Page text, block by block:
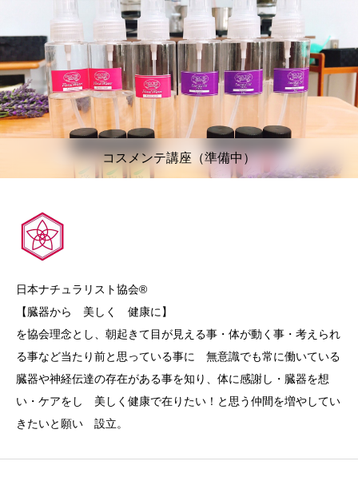
コスメンテ講座（準備中）
日本ナチュラリスト協会®︎
【臓器から 美しく 健康に】
を協会理念とし、朝起きて目が見える事・体が動く事・考えられ
る事など当たり前と思っている事に 無意識でも常に働いている
臓器や神経伝達の存在がある事を知り、体に感謝し・臓器を想
い・ケアをし 美しく健康で在りたい！と思う仲間を増やしてい
きたいと願い 設立。